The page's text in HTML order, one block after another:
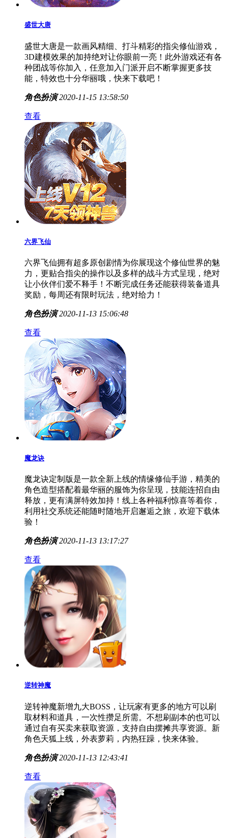
盛世大唐
盛世大唐是一款画风精细、打斗精彩的指尖修仙游戏，
3D建模效果的加持绝对让你眼前一亮！此外游戏还有各
种团战等你加入，任意加入门派开启不断掌握更多技
能，特效也十分华丽哦，快来下载吧！
角色扮演 2020-11-15 13:58:50
查看
六界飞仙
六界飞仙拥有超多原创剧情为你展现这个修仙世界的魅
力，更贴合指尖的操作以及多样的战斗方式呈现，绝对
让小伙伴们爱不释手！不断完成任务还能获得装备道具
奖励，每周还有限时玩法，绝对给力！
角色扮演 2020-11-13 15:06:48
查看
魔龙诀
魔龙诀定制版是一款全新上线的情缘修仙手游，精美的
角色造型搭配着最华丽的服饰为你呈现，技能连招自由
释放，更有满屏特效加持！线上各种福利惊喜等着你，
利用社交系统还能随时随地开启邂逅之旅，欢迎下载体
验！
角色扮演 2020-11-13 13:17:27
查看
逆转神魔
逆转神魔新增九大BOSS，让玩家有更多的地方可以刷
取材料和道具，一次性攒足所需。不想刷副本的也可以
通过自有买卖来获取资源，支持自由摆摊共享资源。新
角色天狐上线，外表萝莉，内热狂躁，快来体验。
角色扮演 2020-11-13 12:43:41
查看